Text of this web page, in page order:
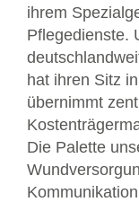
ihrem
Pflegedienste.
hat ihren Sitz
übernimmt
Die Palette